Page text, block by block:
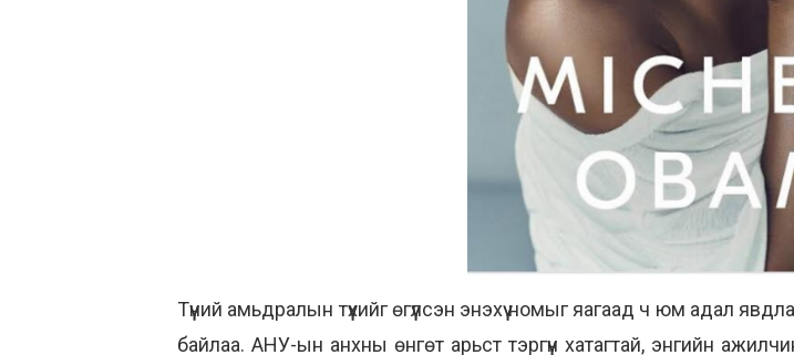
Түүний амьдралын түүхийг өгүүлсэн энэхүү номыг яагаад ч юм адал
байлаа. АНУ-ын анхны өнгөт арьст тэргүүн хатагтай, энгийн ажилчин